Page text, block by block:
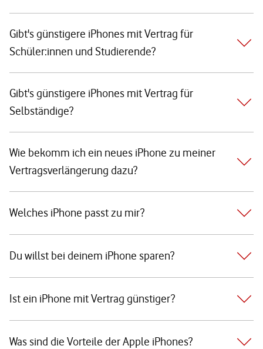
Gibt's günstigere iPhones mit Vertrag für
Schüler:innen und Studierende?
Gibt's günstigere iPhones mit Vertrag für
Selbständige?
Wie bekomm ich ein neues iPhone zu meiner
Vertragsverlängerung dazu?
Welches iPhone passt zu mir?
Du willst bei deinem iPhone sparen?
Ist ein iPhone mit Vertrag günstiger?
Was sind die Vorteile der Apple iPhones?